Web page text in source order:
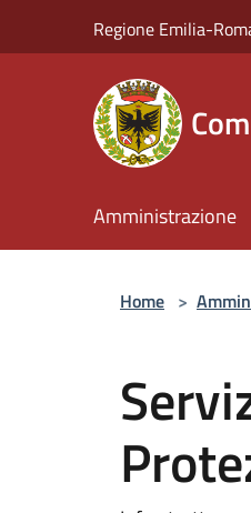
Regione Emilia-
Amministrazione
Home >